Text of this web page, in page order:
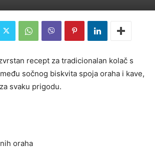
recept za tradicionalan kolač s
sočnog biskvita spoja oraha i kave,
svaku prigodu.
oraha